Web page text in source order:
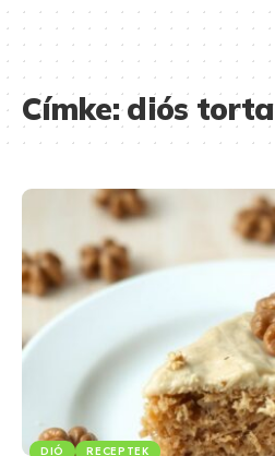
Címke:diós torta
DIÓ RECEPTEK